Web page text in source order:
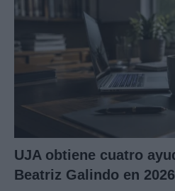
UJA obtiene cuatro
Beatriz Galindo en 2026